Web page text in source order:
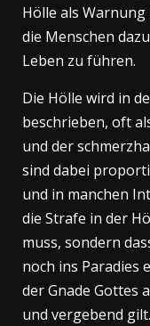
Hölle als
die Menschen
Leben zu führen.
Die Hölle wird in
beschrieben, oft
und der
sind dabei
und in manchen
die Strafe in der
muss, sondern
noch ins Paradies
der Gnade Gottes
und vergebend gilt.